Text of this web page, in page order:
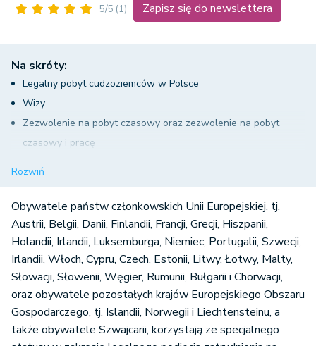
5/5 (1) Zapisz się do newslettera
Na skróty:
Legalny pobyt cudzoziemców w Polsce
Wizy
Zezwolenie na pobyt czasowy oraz zezwolenie na pobyt
czasowy i pracę
Kiedy nie jest wymagane uzyskanie zezwolenia na pracę
cudzoziemca?
Zezwolenie na pracę i jego rodzaje
Procedura oświadczeniowa – zatrudnienie obywateli państw
trzecich
Rozwiń
Obywatele państw członkowskich Unii Europejskiej, tj.
Austrii, Belgii, Danii, Finlandii, Francji, Grecji, Hiszpanii,
Holandii, Irlandii, Luksemburga, Niemiec, Portugalii, Szwecji,
Irlandii, Włoch, Cypru, Czech, Estonii, Litwy, Łotwy, Malty,
Słowacji, Słowenii, Węgier, Rumunii, Bułgarii i Chorwacji,
oraz obywatele pozostałych krajów Europejskiego Obszaru
Gospodarczego, tj. Islandii, Norwegii i Liechtensteinu, a
także obywatele Szwajcarii, korzystają ze specjalnego